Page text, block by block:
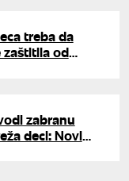
treba da
zaštitila od
zabranu
deci: Novi